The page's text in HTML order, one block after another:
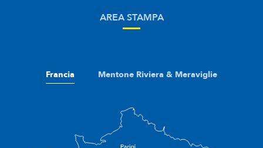
AREA STAMPA
Francia Mentone Riviera & Meraviglie